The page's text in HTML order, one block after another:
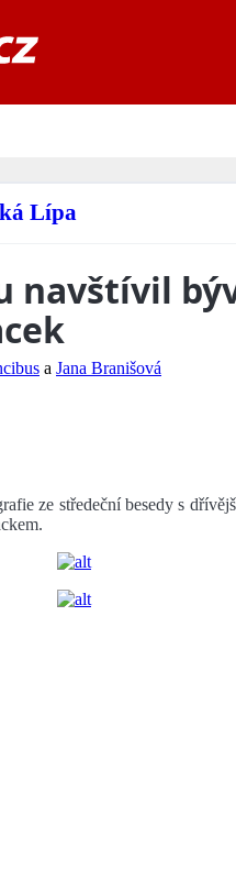
Lípa
navštívil
a Jana Branišová
ze středeční besedy s